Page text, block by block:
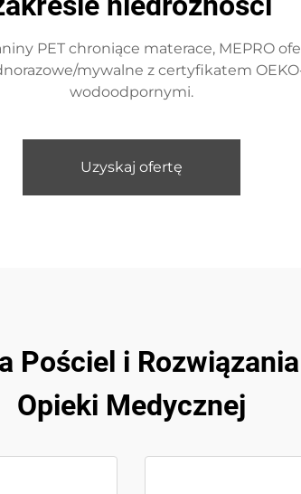
PET chroniące materace, MEPRO
mywalne z certyfikatem
wodoodpornymi.
Uzyskaj ofertę
Pościel i
Opieki Medycznej